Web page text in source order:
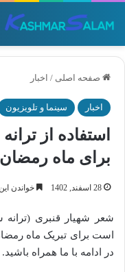
صفحه اصلی / اخبار
اخبار سینما و تلویزیون
استفاده از
برای ماه
28 اسفند, 1402 خواندن این مطلب 1
شعر شهیار قنبری
است برای تبریک ماه
در ادامه با ما همراه باشید.